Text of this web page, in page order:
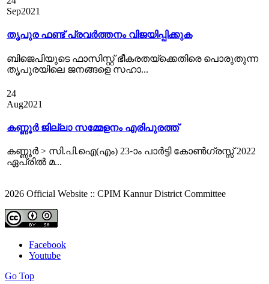
Sep2021
തൃപുര ഫണ്ട് പ്രവര്‍ത്തനം വിജയിപ്പിക്കുക
ബിജെപിയുടെ ഫാസിസ്റ്റ് ഭീകരതയ്ക്കെതിരെ പൊരുതുന്ന
തൃപുരയിലെ ജനങ്ങളെ സഹാ...
24
Aug2021
കണ്ണൂർ ജില്ലാ സമ്മേളനം എരിപുരത്ത്‌
കണ്ണൂര്‍ > സി.പി.ഐ(എം) 23-ാം പാര്‍ട്ടി കോണ്‍ഗ്രസ്സ് 2022
ഏപ്രില്‍ മ...
2026 Official Website :: CPIM Kannur District Committee
Facebook
Youtube
Go Top